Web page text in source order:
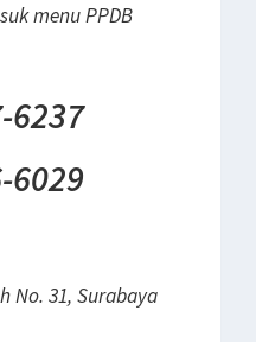
menu PPDB
6237
6029
No. 31, Surabaya